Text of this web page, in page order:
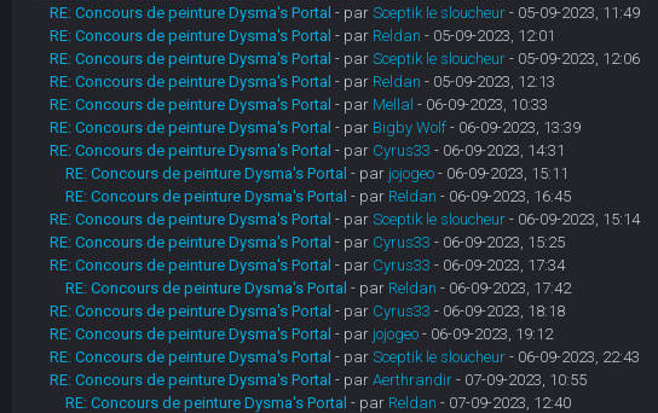
RE: Concours de peinture Dysma's Portal - par Sceptik le sloucheur- 05-09-2023, 11:49
RE: Concours de peinture Dysma's Portal - par Reldan - 05-09-2023, 12:01
RE: Concours de peinture Dysma's Portal - par Sceptik le sloucheur- 05-09-2023, 12:06
RE: Concours de peinture Dysma's Portal - par Reldan - 05-09-2023, 12:13
RE: Concours de peinture Dysma's Portal - par Mellal - 06-09-2023, 10:33
RE: Concours de peinture Dysma's Portal - par Bigby Wolf- 06-09-2023, 13:39
RE: Concours de peinture Dysma's Portal - par Cyrus33 - 06-09-2023, 14:31
RE: Concours de peinture Dysma's Portal - par jojogeo- 06-09-2023, 15:11
RE: Concours de peinture Dysma's Portal - par Reldan - 06-09-2023, 16:45
RE: Concours de peinture Dysma's Portal - par Sceptik le sloucheur- 06-09-2023, 15:14
RE: Concours de peinture Dysma's Portal - par Cyrus33 - 06-09-2023, 15:25
RE: Concours de peinture Dysma's Portal - par Cyrus33 - 06-09-2023, 17:34
RE: Concours de peinture Dysma's Portal - par Reldan - 06-09-2023, 17:42
RE: Concours de peinture Dysma's Portal - par Cyrus33 - 06-09-2023, 18:18
RE: Concours de peinture Dysma's Portal - par jojogeo- 06-09-2023, 19:12
RE: Concours de peinture Dysma's Portal - par Sceptik le sloucheur- 06-09-2023, 22:43
RE: Concours de peinture Dysma's Portal - par Aerthrandir- 07-09-2023, 10:55
RE: Concours de peinture Dysma's Portal - par Reldan - 07-09-2023, 12:40